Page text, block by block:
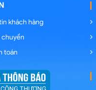
khách hàng
chuyển
toán